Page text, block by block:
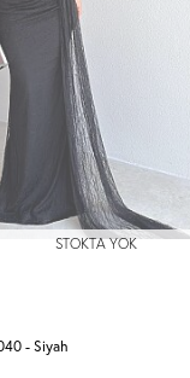
STOKTA YOK
- Siyah